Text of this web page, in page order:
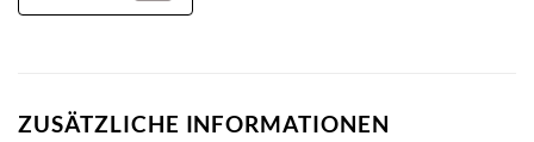
ZUSÄTZLICHE INFORMATIONEN